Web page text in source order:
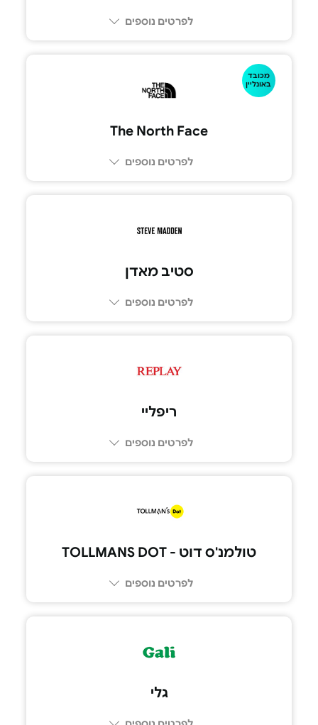
לפרטים נוספים
מכובד
באונליין
The North Face
לפרטים נוספים
סטיב מאדן
לפרטים נוספים
ריפליי
לפרטים נוספים
טולמנ'ס דוט - TOLLMANS DOT
לפרטים נוספים
גלי